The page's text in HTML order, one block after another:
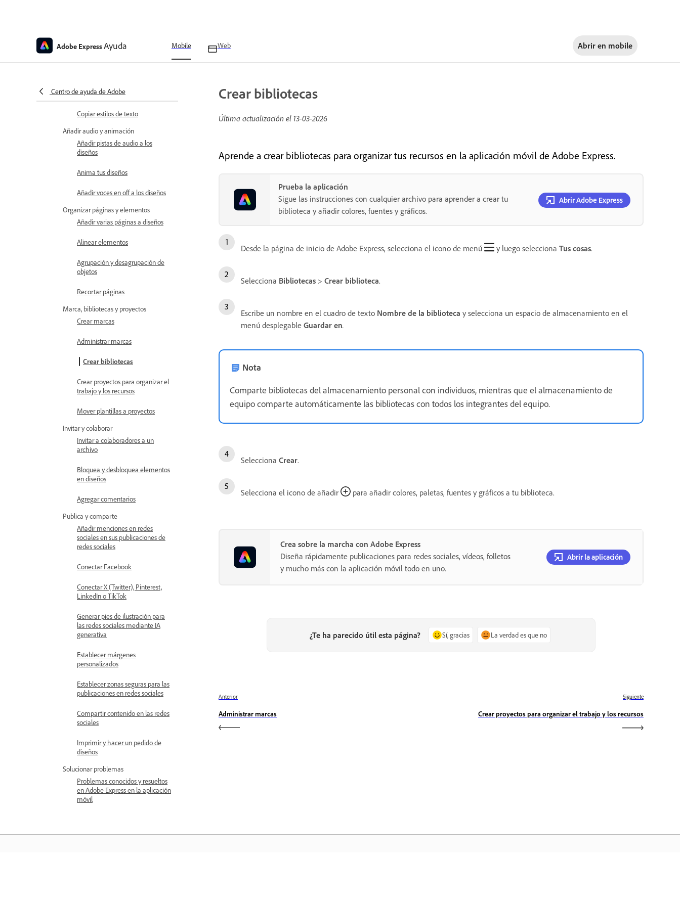
Adobe ExpressAyuda Mobile Web Abrir en mobile
Centro de ayuda de Adobe
Aplica efectos de sombra al texto
Buscar y reemplazar texto
generativa
Copiar estilos de texto
Añadir audio y animación
Añadir pistas de audio a los
diseños
Anima tus diseños
Añadir voces en off a los diseños
Organizar páginas y elementos
Añadir varias páginas a diseños
Alinear elementos
Agrupación y desagrupación de
objetos
Recortar páginas
Marca, bibliotecas y proyectos
Crear marcas
Administrar marcas
Crear bibliotecas
Crear proyectos para organizar el
trabajo y los recursos
Mover plantillas a proyectos
Invitar y colaborar
Invitar a colaboradores a un
archivo
Bloquea y desbloquea elementos
en diseños
Agregar comentarios
Publica y comparte
Añadir menciones en redes
sociales en sus publicaciones de
redes sociales
Conectar Facebook
Conectar X (Twitter), Pinterest,
LinkedIn o TikTok
Generar pies de ilustración para
las redes sociales mediante IA
generativa
Establecer márgenes
personalizados
Establecer zonas seguras para las
publicaciones en redes sociales
Compartir contenido en las redes
sociales
Imprimir y hacer un pedido de
diseños
Solucionar problemas
Problemas conocidos y resueltos
en Adobe Express en la aplicación
móvil
Crear bibliotecas
Última actualización el 13-03-2026
Aprende a crear bibliotecas para organizar tus recursos en la aplicación móvil de Adobe Express.
Prueba la aplicación
Sigue las instrucciones con cualquier archivo para aprender a crear tu
biblioteca y añadir colores, fuentes y gráficos.
Abrir Adobe Express
Desde la página de inicio de Adobe Express, selecciona el icono de menú y luego selecciona Tus cosas.
Selecciona Bibliotecas > Crear biblioteca.
Escribe un nombre en el cuadro de texto Nombre de la biblioteca y selecciona un espacio de almacenamiento en el
menú desplegable Guardar en.
Nota
Comparte bibliotecas del almacenamiento personal con individuos, mientras que el almacenamiento de
equipo comparte automáticamente las bibliotecas con todos los integrantes del equipo.
Selecciona Crear.
Selecciona el icono de añadir para añadir colores, paletas, fuentes y gráficos a tu biblioteca.
Crea sobre la marcha con Adobe Express
Diseña rápidamente publicaciones para redes sociales, vídeos, folletos
y mucho más con la aplicación móvil todo en uno.
Abrir la aplicación
¿Te ha parecido útil esta página? Sí, gracias La verdad es que no
Anterior
Administrar marcas
Siguiente
Crear proyectos para organizar el trabajo y los recursos